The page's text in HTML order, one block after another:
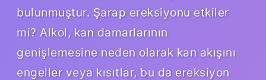
bulunmuştur. Şarap ereksiyonu etkiler
mi? Alkol, kan damarlarının
genişlemesine neden olarak kan akışını
engeller veya kısıtlar, bu da ereksiyon